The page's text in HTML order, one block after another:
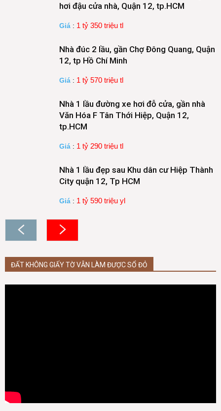
hơi đậu cửa nhà, Quận 12, tp.HCM
Giá : 1 tỷ 350 triệu tl
Nhà đúc 2 lầu, gần Chợ Đông Quang, Quận
12, tp Hồ Chí Minh
Giá : 1 tỷ 570 triệu tl
Nhà 1 lầu đường xe hơi đỗ cửa, gần nhà
Văn Hóa F Tân Thới Hiệp, Quận 12,
tp.HCM
Giá : 1 tỷ 290 triệu tl
Nhà 1 lầu đẹp sau Khu dân cư Hiệp Thành
City quận 12, Tp HCM
Giá : 1 tỷ 590 triệu yl
ĐẤT KHÔNG GIẤY TỜ VẪN LÀM ĐƯỢC SỔ ĐỎ